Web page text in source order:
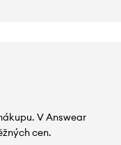
V Answear
cen.